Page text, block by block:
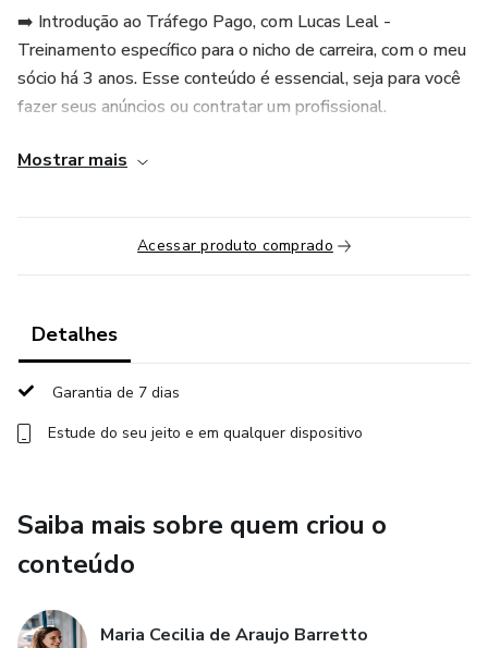
➡️ Introdução ao Tráfego Pago, com Lucas Leal -
Treinamento específico para o nicho de carreira, com o meu
sócio há 3 anos. Esse conteúdo é essencial, seja para você
fazer seus anúncios ou contratar um profissional.
➡️ Vendas nas Redes Sociais, com Júlia Pretti - Como criar
transforme seguidores em clientes.
➡️ Cursos e Mentorias Online, com Jaqueline Gatti - Além
escalar usando o poder do digital!
➡️ Gestão de Tempo, com Priscila Espinoza - Há muito
importante, o tempo.
empreendedora, você vai precisar ser duplamente
estratégica no seu planejamento financeiro.
Mostrar mais
Acessar produto comprado
Detalhes
Garantia de 7 dias
Estude do seu jeito e em qualquer dispositivo
Saiba mais sobre quem criou o
conteúdo
Maria Cecilia de Araujo Barretto